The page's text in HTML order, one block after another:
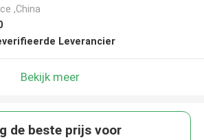
,China
Leverancier
Bekijk meer
de beste prijs voor